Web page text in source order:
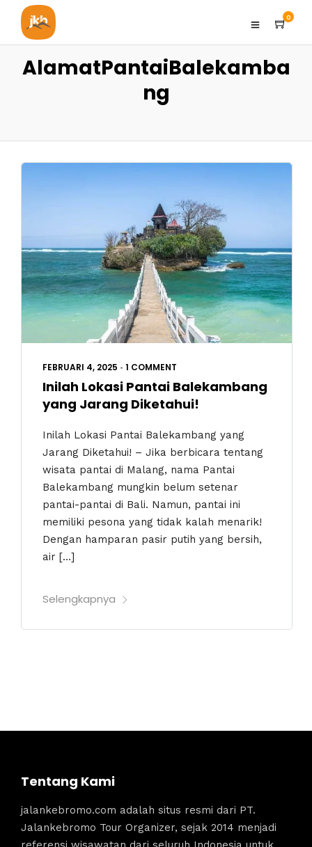
0
AlamatPantaiBalekamba
ng
FEBRUARI 4, 2025 • 1 COMMENT
Inilah Lokasi Pantai Balekambang
yang Jarang Diketahui!
Inilah Lokasi Pantai Balekambang yang
Jarang Diketahui! – Jika berbicara tentang
wisata pantai di Malang, nama Pantai
Balekambang mungkin belum setenar
pantai-pantai di Bali. Namun, pantai ini
memiliki pesona yang tidak kalah menarik!
Dengan hamparan pasir putih yang bersih,
air […]
Selengkapnya
Tentang Kami
jalankebromo.com adalah situs resmi dari PT.
Jalankebromo Tour Organizer, sejak 2014 menjadi